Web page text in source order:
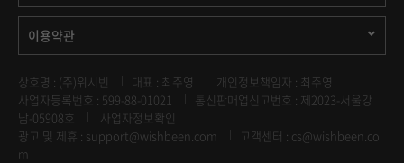
이용약관
상호명 : (주)위시빈 대표 : 최주영
개인정보책임자 : 최주영
사업자등록번호 : 599-88-01021
통신판매업신고번호 : 제2023-서울강
남-05908호
사업자정보확인
광고 및 제휴 : support@wishbeen.com
고객센터 : cs@wishbeen.co
m